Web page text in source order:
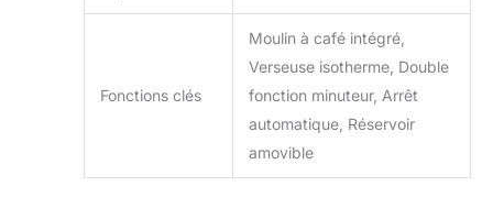
Fonctions clés
Moulin à café intégré,
Verseuse isotherme, Double
fonction minuteur, Arrêt
automatique, Réservoir
amovible